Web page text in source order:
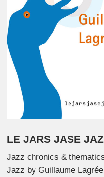
LE JARS JASE
Jazz chronics &
Jazz by Guillaume